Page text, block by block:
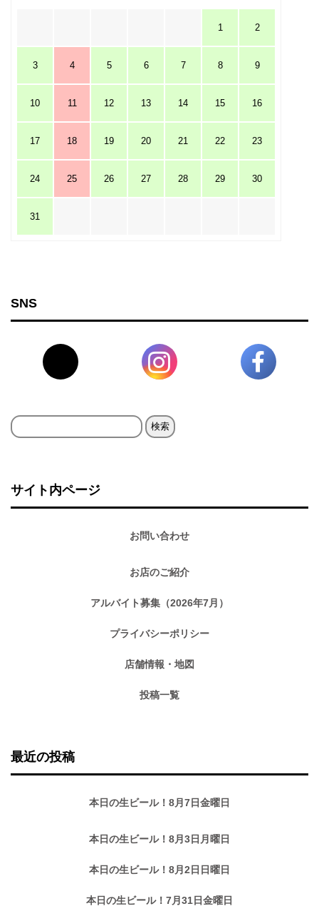
1 2
3 4 5 6 7 8 9
10 11 12 13 14 15 16
17 18 19 20 21 22 23
24 25 26 27 28 29 30
31
SNS
検
サイト内ページ
お問い合わせ
お店のご紹介
アルバイト募集（2026年7月）
プライバシーポリシー
店舗情報・地図
投稿一覧
最近の投稿
本日の生ビール！8月7日金曜日
本日の生ビール！8月3日月曜日
本日の生ビール！8月2日日曜日
本日の生ビール！7月31日金曜日